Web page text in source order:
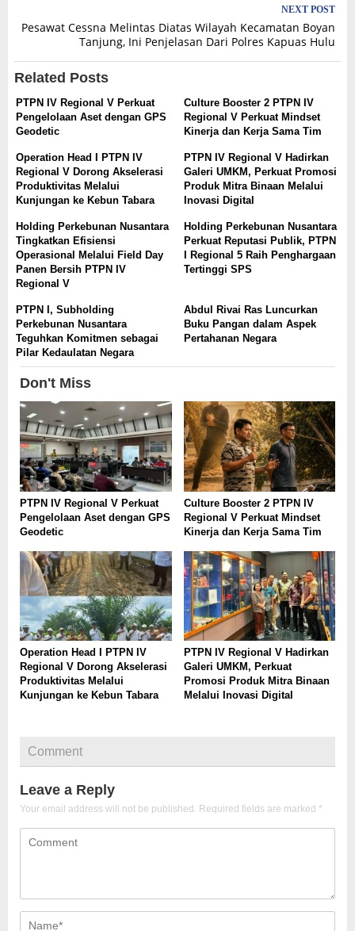
NEXT POST
Pesawat Cessna Melintas Diatas Wilayah Kecamatan Boyan
Tanjung, Ini Penjelasan Dari Polres Kapuas Hulu
Related Posts
PTPN IV Regional V Perkuat
Pengelolaan Aset dengan GPS
Geodetic
Culture Booster 2 PTPN IV
Regional V Perkuat Mindset
Kinerja dan Kerja Sama Tim
Operation Head I PTPN IV
Regional V Dorong Akselerasi
Produktivitas Melalui
Kunjungan ke Kebun Tabara
PTPN IV Regional V Hadirkan
Galeri UMKM, Perkuat Promosi
Produk Mitra Binaan Melalui
Inovasi Digital
Holding Perkebunan Nusantara
Tingkatkan Efisiensi
Operasional Melalui Field Day
Panen Bersih PTPN IV
Regional V
Holding Perkebunan Nusantara
Perkuat Reputasi Publik, PTPN
I Regional 5 Raih Penghargaan
Tertinggi SPS
PTPN I, Subholding
Perkebunan Nusantara
Teguhkan Komitmen sebagai
Pilar Kedaulatan Negara
Abdul Rivai Ras Luncurkan
Buku Pangan dalam Aspek
Pertahanan Negara
Don't Miss
PTPN IV Regional V Perkuat
Pengelolaan Aset dengan GPS
Geodetic
Culture Booster 2 PTPN IV
Regional V Perkuat Mindset
Kinerja dan Kerja Sama Tim
Operation Head I PTPN IV
Regional V Dorong Akselerasi
Produktivitas Melalui
Kunjungan ke Kebun Tabara
PTPN IV Regional V Hadirkan
Galeri UMKM, Perkuat
Promosi Produk Mitra Binaan
Melalui Inovasi Digital
Comment
Leave a Reply
Your email address will not be published. Required fields are marked *